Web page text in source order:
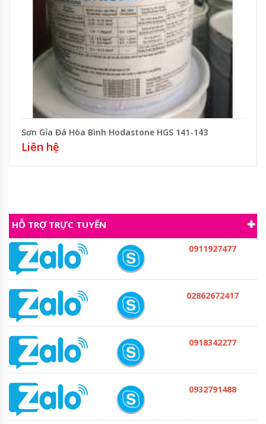
Sơn Gỉa Đá Hòa Bình Hodastone HGS 141-143
Liên hệ
HỖ TRỢ TRỰC TUYẾN
0911927477
02862672417
0918342277
0932791488